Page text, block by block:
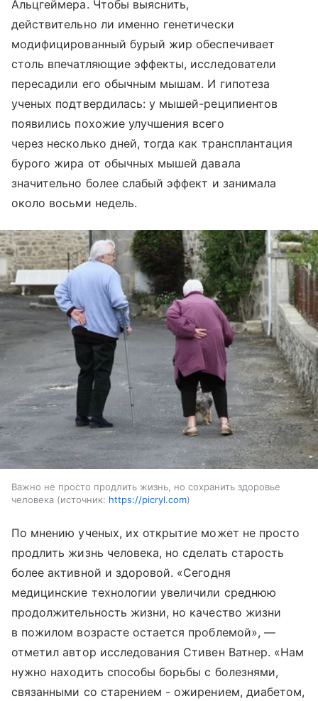
Альцгеймера. Чтобы выяснить,
действительно ли именно генетически
модифицированный бурый жир обеспечивает
столь впечатляющие эффекты, исследователи
пересадили его обычным мышам. И гипотеза
ученых подтвердилась: у мышей-реципиентов
появились похожие улучшения всего
через несколько дней, тогда как трансплантация
бурого жира от обычных мышей давала
значительно более слабый эффект и занимала
около восьми недель.
Важно не просто продлить жизнь, но сохранить здоровье
человека
источник: https://picryl.com
По мнению ученых, их открытие может не просто
продлить жизнь человека, но сделать старость
более активной и здоровой. «Сегодня
медицинские технологии увеличили среднюю
продолжительность жизни, но качество жизни
в пожилом возрасте остается проблемой», —
отметил автор исследования Стивен Ватнер. «Нам
нужно находить способы борьбы с болезнями,
связанными со старением - ожирением, диабетом,